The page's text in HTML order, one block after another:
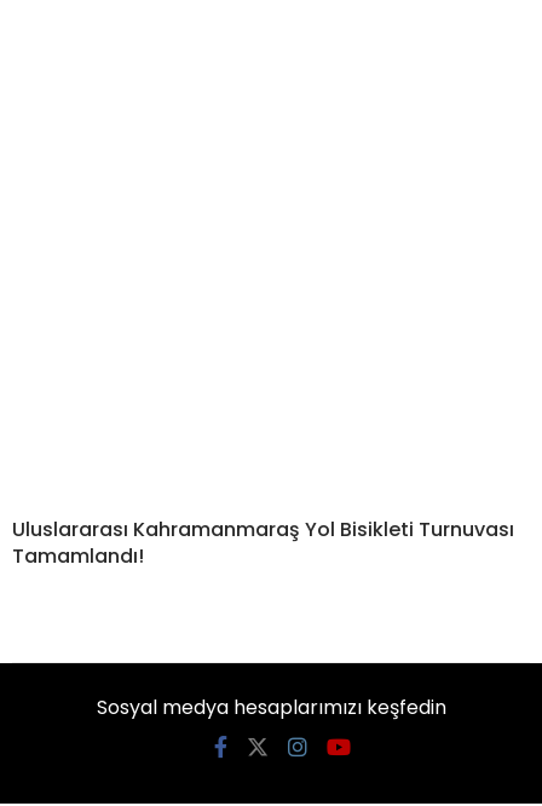
Uluslararası Kahramanmaraş Yol Bisikleti Turnuvası
Tamamlandı!
Sosyal medya hesaplarımızı keşfedin